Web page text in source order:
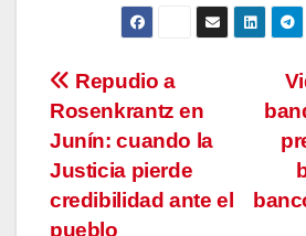
Navegación
de
entradas
Repudio a
Rosenkrantz en
Junín: cuando la
Justicia pierde
credibilidad ante el
pueblo